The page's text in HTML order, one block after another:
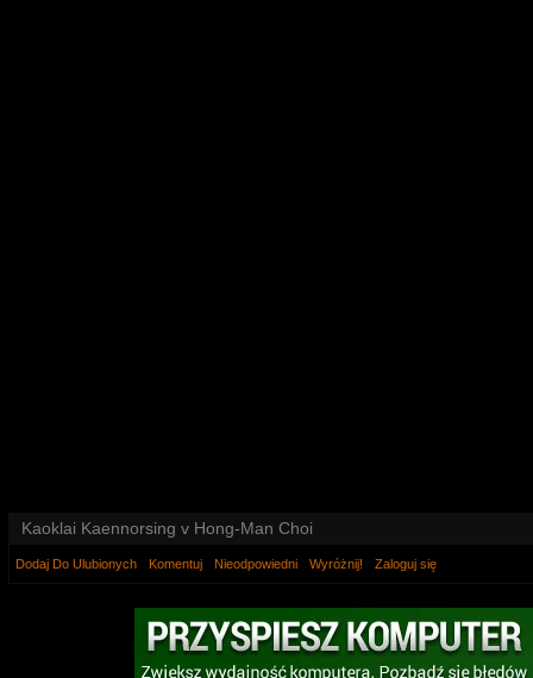
Kaoklai Kaennorsing v Hong-Man Choi
Dodaj Do Ulubionych Komentuj Nieodpowiedni Wyróżnij! Zaloguj się